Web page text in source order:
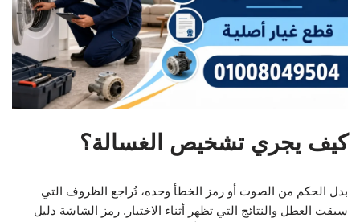
كيف يجري تشخيص الغسالة؟
بدل الحكم من الصوت أو رمز الخطأ وحده، تُراجع الظروف التي
سبقت العطل والنتائج التي تظهر أثناء الاختبار. رمز الشاشة دليل